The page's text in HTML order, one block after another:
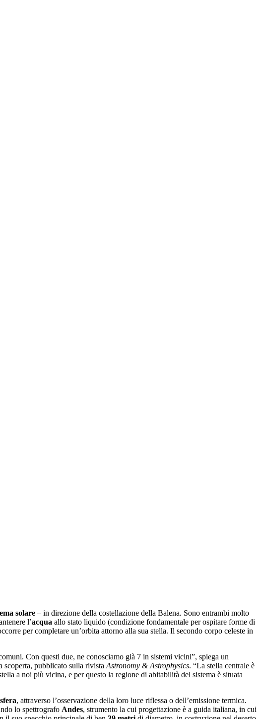
solare – in direzione della costellazione della Balena. Sono entrambi molto
l’acqua allo stato liquido (condizione fondamentale per ospitare forme di
per completare un’orbita attorno alla sua stella. Il secondo corpo celeste in
Con questi due, ne conosciamo già 7 in sistemi vicini”, spiega un
scoperta, pubblicato sulla rivista Astronomy & Astrophysics. “La stella centrale è
a noi più vicina, e per questo la regione di abitabilità del sistema è situata
, attraverso l’osservazione della loro luce riflessa o dell’emissione termica.
lo spettrografo Andes, strumento la cui progettazione è a guida italiana, in cui